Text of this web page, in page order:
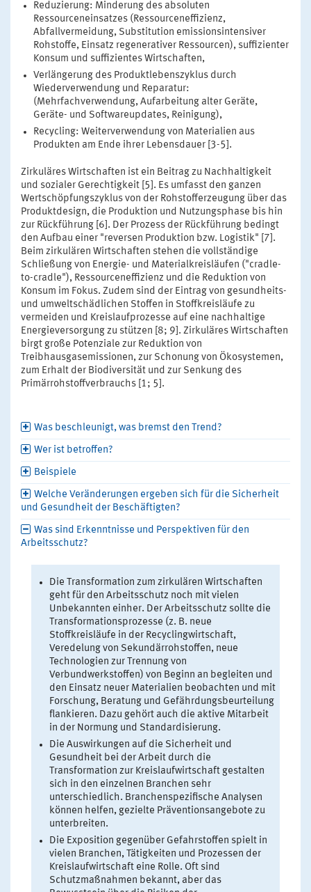
Reduzierung: Minderung des absoluten
Ressourceneinsatzes (Ressourceneffizienz,
Abfallvermeidung, Substitution emissionsintensiver
Rohstoffe, Einsatz regenerativer Ressourcen), suffizienter
Konsum und suffizientes Wirtschaften,
Verlängerung des Produktlebenszyklus durch
Wiederverwendung und Reparatur:
(Mehrfachverwendung, Aufarbeitung alter Geräte,
Geräte- und Softwareupdates, Reinigung),
Recycling: Weiterverwendung von Materialien aus
Produkten am Ende ihrer Lebensdauer [3-5].
Zirkuläres Wirtschaften ist ein Beitrag zu Nachhaltigkeit
und sozialer Gerechtigkeit [5]. Es umfasst den ganzen
Wertschöpfungszyklus von der Rohstofferzeugung über das
Produktdesign, die Produktion und Nutzungsphase bis hin
zur Rückführung [6]. Der Prozess der Rückführung bedingt
den Aufbau einer "reversen Produktion bzw. Logistik" [7].
Beim zirkulären Wirtschaften stehen die vollständige
Schließung von Energie- und Materialkreisläufen ("cradle-
to-cradle"), Ressourceneffizienz und die Reduktion von
Konsum im Fokus. Zudem sind der Eintrag von gesundheits-
und umweltschädlichen Stoffen in Stoffkreisläufe zu
vermeiden und Kreislaufprozesse auf eine nachhaltige
Energieversorgung zu stützen [8; 9]. Zirkuläres Wirtschaften
birgt große Potenziale zur Reduktion von
Treibhausgasemissionen, zur Schonung von Ökosystemen,
zum Erhalt der Biodiversität und zur Senkung des
Primärrohstoffverbrauchs [1; 5].
Was beschleunigt, was bremst den Trend?
Wer ist betroffen?
Beispiele
Welche Veränderungen ergeben sich für die Sicherheit
und Gesundheit der Beschäftigten?
Was sind Erkenntnisse und Perspektiven für den
Arbeitsschutz?
Die Transformation zum zirkulären Wirtschaften
geht für den Arbeitsschutz noch mit vielen
Unbekannten einher. Der Arbeitsschutz sollte die
Transformationsprozesse (z. B. neue
Stoffkreisläufe in der Recyclingwirtschaft,
Veredelung von Sekundärrohstoffen, neue
Technologien zur Trennung von
Verbundwerkstoffen) von Beginn an begleiten und
den Einsatz neuer Materialien beobachten und mit
Forschung, Beratung und Gefährdungsbeurteilung
flankieren. Dazu gehört auch die aktive Mitarbeit
in der Normung und Standardisierung.
Die Auswirkungen auf die Sicherheit und
Gesundheit bei der Arbeit durch die
Transformation zur Kreislaufwirtschaft gestalten
sich in den einzelnen Branchen sehr
unterschiedlich. Branchenspezifische Analysen
können helfen, gezielte Präventionsangebote zu
unterbreiten.
Die Exposition gegenüber Gefahrstoffen spielt in
vielen Branchen, Tätigkeiten und Prozessen der
Kreislaufwirtschaft eine Rolle. Oft sind
Schutzmaßnahmen bekannt, aber das